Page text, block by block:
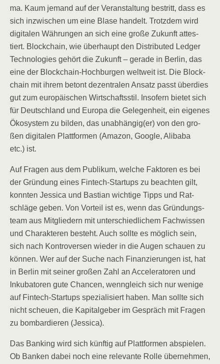
ma. Kaum jemand auf der Ver­an­stal­tung bestritt, dass es
sich inzwi­schen um eine Bla­se han­delt. Trotz­dem wird
digi­ta­len Wäh­run­gen an sich eine gro­ße Zukunft attes­
tiert. Block­chain, wie über­haupt den Dis­tri­bu­ted Led­ger
Tech­no­lo­gies gehört die Zukunft – gera­de in Ber­lin, das
eine der Block­chain-Hoch­bur­gen welt­weit ist. Die Block­
chain mit ihrem betont dezen­tra­len Ansatz passt über­dies
gut zum euro­päi­schen Wirt­schafts­stil. Inso­fern bie­tet sich
für Deutsch­land und Euro­pa die Gele­gen­heit, ein eige­nes
Öko­sys­tem zu bil­den, das unabhängig(er) von den gro­
ßen digi­ta­len Platt­for­men (Ama­zon, Goog­le, Ali­baba
etc.) ist.
Auf Fra­gen aus dem Publi­kum, wel­che Fak­to­ren es bei
der Grün­dung eines Fin­tech-Start­ups zu beach­ten gilt,
konn­ten Jes­si­ca und Bas­ti­an wich­ti­ge Tipps und Rat­
schlä­ge geben. Von Vor­teil ist es, wenn das Grün­dungs­
team aus Mit­glie­dern mit unter­schied­li­chem Fach­wis­sen
und Cha­rak­te­ren besteht. Auch soll­te es mög­lich sein,
sich nach Kon­tro­ver­sen wie­der in die Augen schau­en zu
kön­nen. Wer auf der Suche nach Finan­zie­run­gen ist, hat
in Ber­lin mit sei­ner gro­ßen Zahl an Acce­le­ra­to­ren und
Inku­ba­to­ren gute Chan­cen, wenn­gleich sich nur weni­ge
auf Fin­tech-Start­ups spe­zia­li­siert haben. Man soll­te sich
nicht scheu­en, die Kapi­tal­ge­ber im Gespräch mit Fra­gen
zu bom­bar­die­ren (Jes­si­ca).
Das Ban­king wird sich künf­tig auf Platt­for­men abspie­len.
Ob Ban­ken dabei noch eine rele­van­te Rol­le über­neh­men,